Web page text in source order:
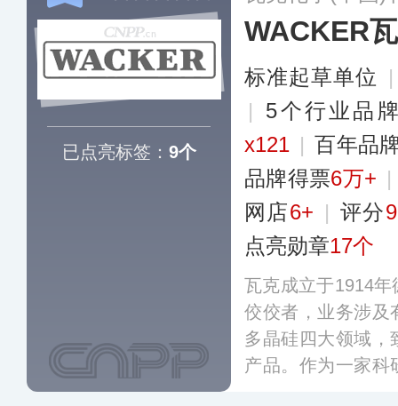
汽车维修、交通
供防水密封解决
提供创新设计和
已点亮标签： 9个
WACKER
标准起草单位
|
5个行业品
x121 | 百年品
品牌得票6万+ |
网店6+ | 评分
点亮勋章17个
瓦克成立于1914
佼佼者，业务涉及
多晶硅四大领域，
产品。作为一家科